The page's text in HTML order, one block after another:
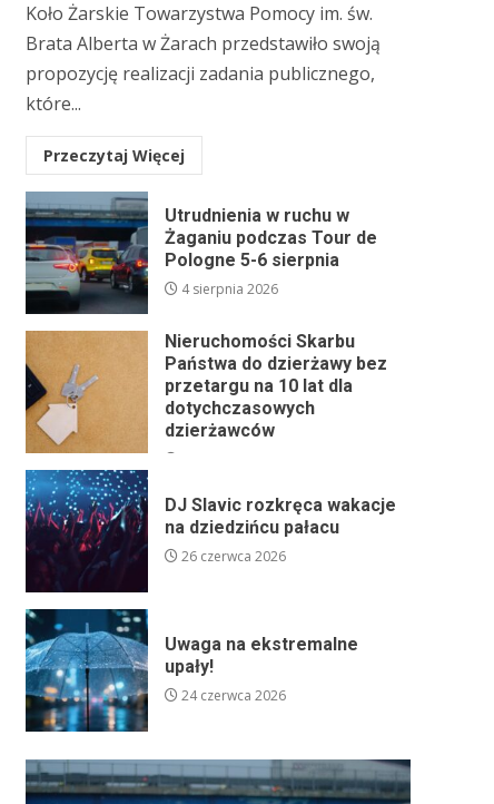
Koło Żarskie Towarzystwa Pomocy im. św.
Brata Alberta w Żarach przedstawiło swoją
propozycję realizacji zadania publicznego,
które...
Przeczytaj Więcej
Utrudnienia w ruchu w
Żaganiu podczas Tour de
Pologne 5-6 sierpnia
4 sierpnia 2026
Nieruchomości Skarbu
Państwa do dzierżawy bez
przetargu na 10 lat dla
dotychczasowych
dzierżawców
DJ Slavic rozkręca wakacje
na dziedzińcu pałacu
26 czerwca 2026
Uwaga na ekstremalne
upały!
24 czerwca 2026